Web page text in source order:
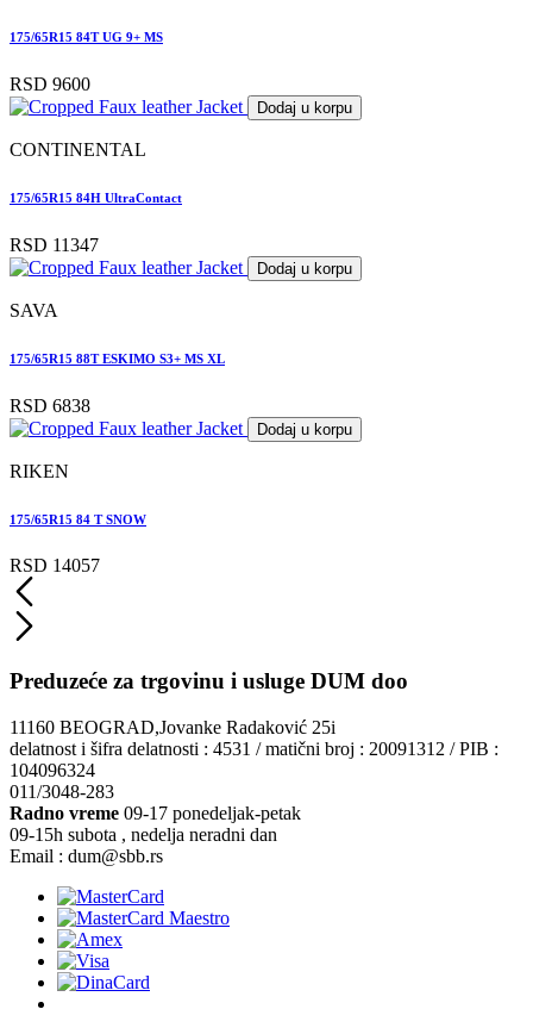
175/65R15 84T UG 9+ MS
RSD 9600
Dodaj u korpu
CONTINENTAL
175/65R15 84H UltraContact
RSD 11347
Dodaj u korpu
SAVA
175/65R15 88T ESKIMO S3+ MS XL
RSD 6838
Dodaj u korpu
RIKEN
175/65R15 84 T SNOW
RSD 14057
Preduzeće za trgovinu i usluge DUM doo
11160 BEOGRAD,Jovanke Radaković 25i
delatnost i šifra delatnosti : 4531 / matični broj : 20091312 / PIB :
104096324
011/3048-283
Radno vreme 09-17 ponedeljak-petak
09-15h subota , nedelja neradni dan
Email : dum@sbb.rs